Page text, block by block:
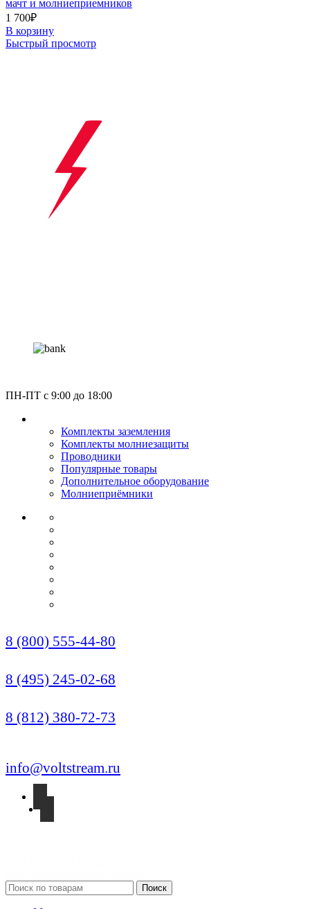
мачт и молниеприемников
1 700₽
В корзину
Быстрый просмотр
ПН-ПТ c 9:00 до 18:00
Комплекты заземления
Комплекты молниезащиты
Проводники
Популярные товары
Дополнительное оборудование
Молниеприёмники
8 (800) 555-44-80
8 (495) 245-02-68
8 (812) 380-72-73
info@voltstream.ru
Поиск